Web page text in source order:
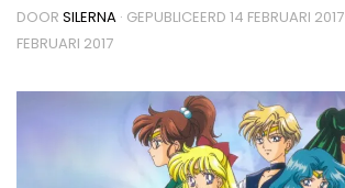
DOOR SILERNA · GEPUBLICEERD 14 FEBRUARI 2017
FEBRUARI 2017